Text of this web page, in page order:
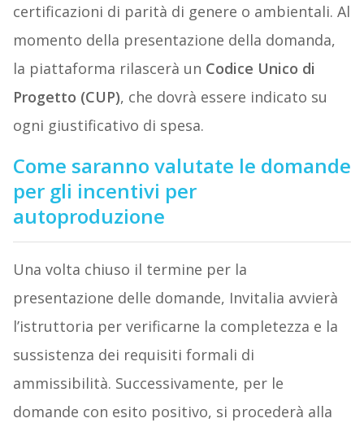
certificazioni di parità di genere o ambientali. Al
momento della presentazione della domanda,
la piattaforma rilascerà un Codice Unico di
Progetto (CUP), che dovrà essere indicato su
ogni giustificativo di spesa.
Come saranno valutate le domande
per gli incentivi per
autoproduzione
Una volta chiuso il termine per la
presentazione delle domande, Invitalia avvierà
l’istruttoria per verificarne la completezza e la
sussistenza dei requisiti formali di
ammissibilità. Successivamente, per le
domande con esito positivo, si procederà alla